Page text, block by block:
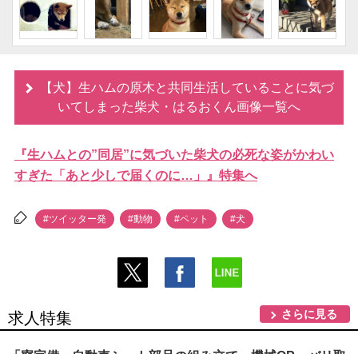
【犬】生ハムの原木と共同生活していることに気づ
いてしまった柴犬・はるおくん画像一覧へ
『生ハムとの”同居”に気づいた柴犬の必死な姿がかわい
すぎた「あと少しで届くのに…」』特集へ
#ツイッター発 #動物 #ペット #犬
求人特集 さらに見る